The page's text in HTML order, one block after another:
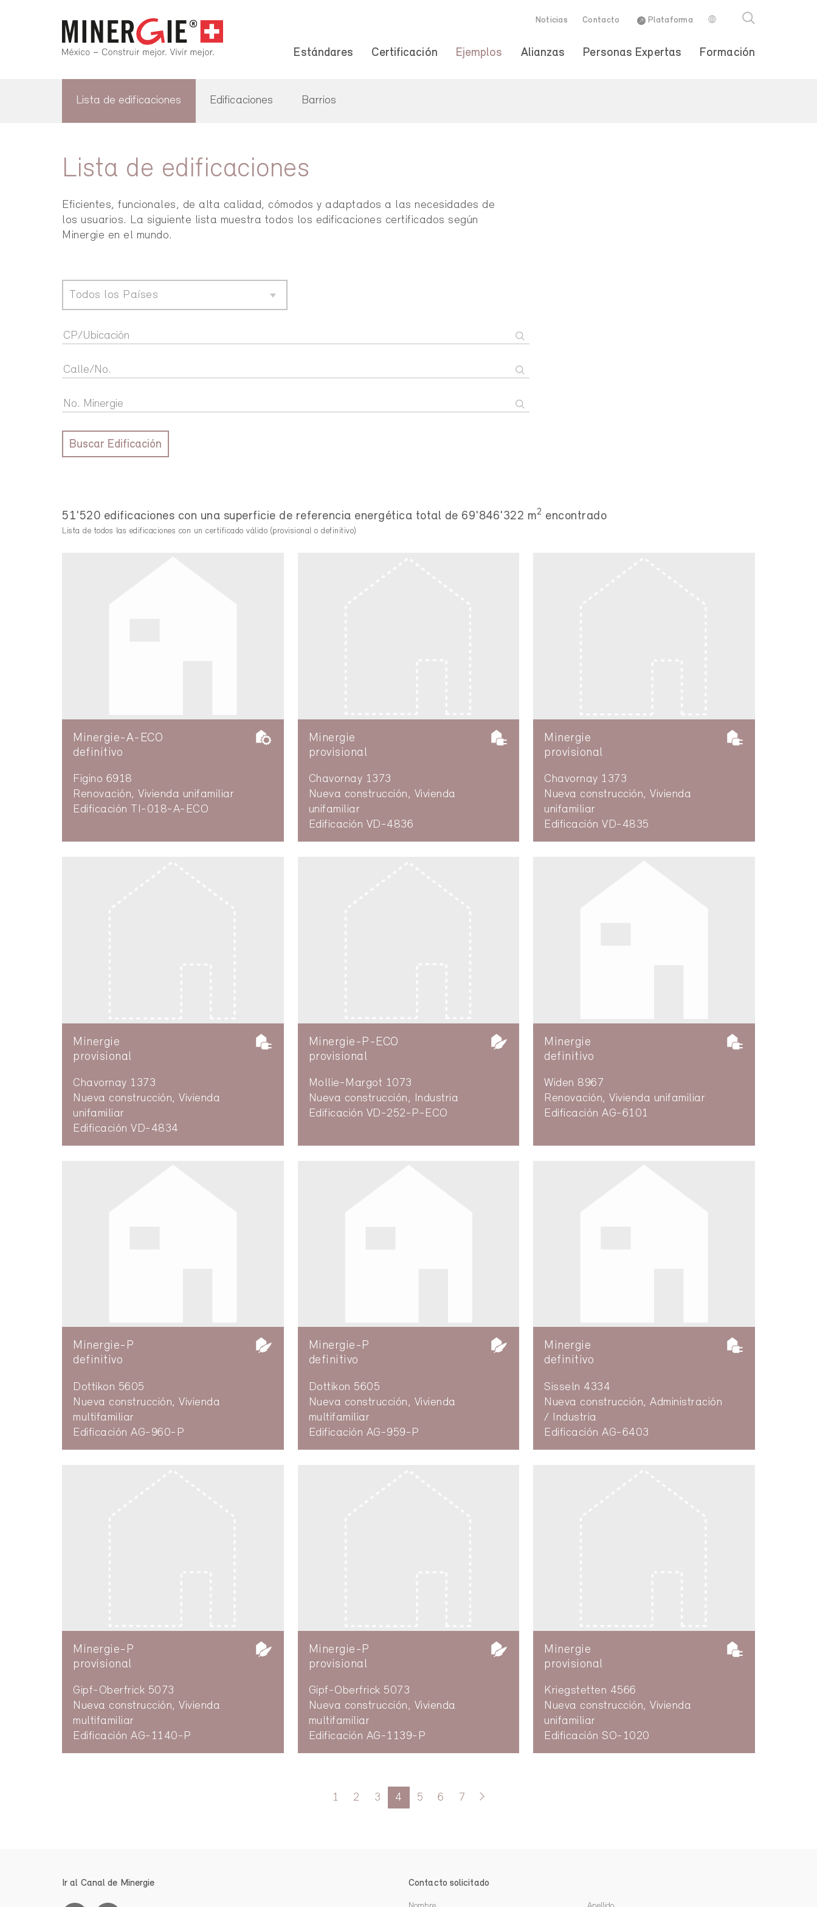
Estándares Certificación Ejemplos Alianzas Personas Expertas Formación
Noticias Contacto Plataforma
Lista de edificaciones Edificaciones Barrios
Lista de edificaciones
Eficientes, funcionales, de alta calidad, cómodos y adaptados a las necesidades de
los usuarios. La siguiente lista muestra todos los edificaciones certificados según
Minergie en el mundo.
Todos los Países
Buscar Edificación
51'520 edificaciones con una superficie de referencia energética total de 69'846'322 m2 encontrado
Lista de todos las edificaciones con un certificado válido (provisional o definitivo)
Minergie-A-ECO
definitivo
Figino 6918
Renovación, Vivienda unifamiliar
Edificación TI-018-A-ECO
Minergie
provisional
Chavornay 1373
Nueva construcción, Vivienda
unifamiliar
Edificación VD-4836
Minergie
provisional
Chavornay 1373
Nueva construcción, Vivienda
unifamiliar
Edificación VD-4835
Minergie
provisional
Chavornay 1373
Nueva construcción, Vivienda
unifamiliar
Edificación VD-4834
Minergie-P-ECO
provisional
Mollie-Margot 1073
Nueva construcción, Industria
Edificación VD-252-P-ECO
Minergie
definitivo
Widen 8967
Renovación, Vivienda unifamiliar
Edificación AG-6101
Minergie-P
definitivo
Dottikon 5605
Nueva construcción, Vivienda
multifamiliar
Edificación AG-960-P
Minergie-P
definitivo
Dottikon 5605
Nueva construcción, Vivienda
multifamiliar
Edificación AG-959-P
Minergie
definitivo
Sisseln 4334
Nueva construcción, Administración
/ Industria
Edificación AG-6403
Minergie-P
provisional
Gipf-Oberfrick 5073
Nueva construcción, Vivienda
multifamiliar
Edificación AG-1140-P
Minergie-P
provisional
Gipf-Oberfrick 5073
Nueva construcción, Vivienda
multifamiliar
Edificación AG-1139-P
Minergie
provisional
Kriegstetten 4566
Nueva construcción, Vivienda
unifamiliar
Edificación SO-1020
1 2 3 4 5 6 7
Ir al Canal de Minergie Contacto solicitado